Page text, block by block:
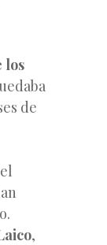
los
de
,